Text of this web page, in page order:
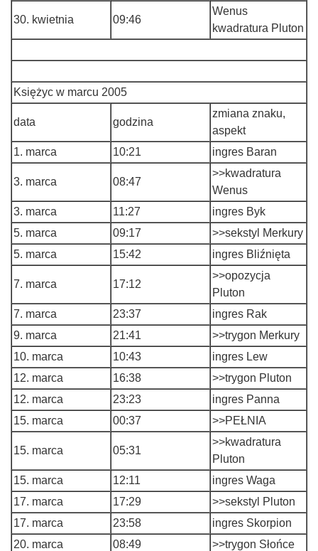
30. kwietnia 09:46
Wenus
kwadratura Pluton
Księżyc w marcu 2005
data godzina
zmiana znaku,
aspekt
1. marca
10:21 ingres Baran
3. marca 08:47
>>kwadratura
Wenus
3. marca
11:27
ingres Byk
5. marca
09:17
>>sekstyl Merkury
5. marca
15:42 ingres Bliźnięta
7. marca 17:12
>>opozycja
Pluton
7. marca
23:37
ingres Rak
9. marca
21:41
>>trygon Merkury
10. marca
10:43
ingres Lew
12. marca
16:38
>>trygon Pluton
12. marca
23:23
ingres Panna
15. marca
00:37 >>PEŁNIA
15. marca 05:31
>>kwadratura
Pluton
15. marca
12:11
ingres Waga
17. marca
17:29
>>sekstyl Pluton
17. marca
23:58
ingres Skorpion
20. marca
08:49
>>trygon Słońce